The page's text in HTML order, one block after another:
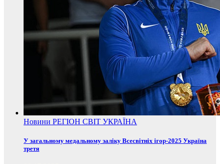
Новини РЕГІОН СВІТ УКРАЇНА
У загальному медальному заліку Всесвітніх ігор-2025 Україна
третя